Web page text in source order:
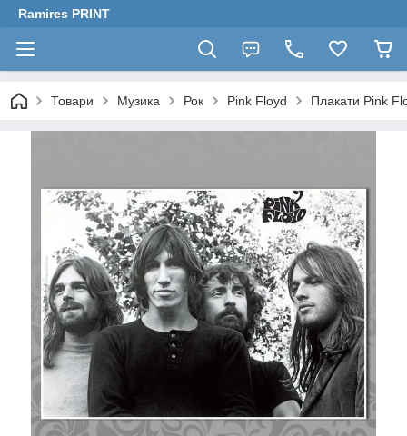
Ramires PRINT
Товари Музика Рок Pink Floyd Плакати Pink